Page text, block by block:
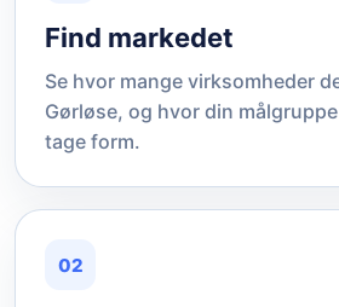
Find markedet
Se hvor mange virksomheder
Gørløse, og hvor din
tage form.
02